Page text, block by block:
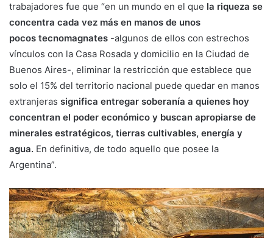
trabajadores fue que “en un mundo en el que la riqueza se
concentra cada vez más en manos de unos
pocos tecnomagnates -algunos de ellos con estrechos
vínculos con la Casa Rosada y domicilio en la Ciudad de
Buenos Aires-, eliminar la restricción que establece que
solo el 15% del territorio nacional puede quedar en manos
extranjeras significa entregar soberanía a quienes hoy
concentran el poder económico y buscan apropiarse de
minerales estratégicos, tierras cultivables, energía y
agua. En definitiva, de todo aquello que posee la
Argentina”.